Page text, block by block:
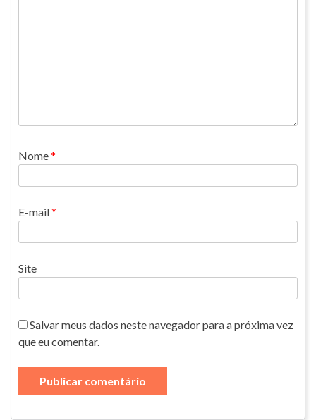
Nome*
E-mail*
Site
Salvar meus dados neste navegador para a próxima vez
que eu comentar.